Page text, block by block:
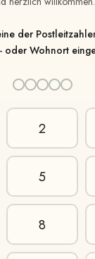
der
oder Wohnort
2
5
8